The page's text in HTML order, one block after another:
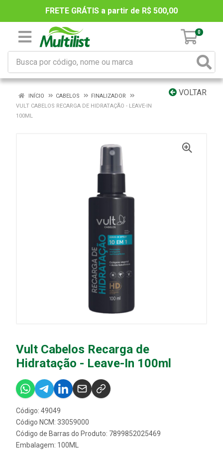
FRETE GRÁTIS a partir de R$ 500,00
0
VOLTAR
INÍCIO CABELOS
FINALIZADOR
VULT CABELOS RECARGA DE HIDRATAÇÃO - LEAVE-IN
100ML
Vult Cabelos Recarga de
Hidratação - Leave-In 100ml
Código: 49049
Código NCM: 33059000
Código de Barras do Produto: 7899852025469
Embalagem: 100ML